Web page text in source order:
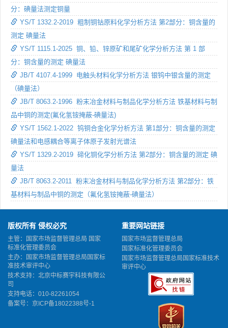
分：碘量法测定铜量
YS/T 1332.2-2019 粗制铜钴原料化学分析方法 第2部分：铜含量的
测定 碘量法
YS/T 1115.1-2025 铜、铅、锌原矿和尾矿化学分析方法 第 1 部
分：铜含量的测定 碘量法
JB/T 4107.4-1999 电触头材料化学分析方法 银钨中银含量的测定
（碘量法）
JB/T 8063.2-1996 粉末冶金材料与制品化学分析方法 铁基材料与制
品中铜的测定(氟化氢铵掩蔽-碘量法)
YS/T 1562.1-2022 钨铜合金化学分析方法 第1部分：铜含量的测定
碘量法和电感耦合等离子体原子发射光谱法
YS/T 1329.2-2019 碲化铜化学分析方法 第2部分：铜含量的测定 碘
量法
JB/T 8063.2-2011 粉末冶金材料与制品化学分析方法 第2部分：铁
基材料与制品中铜的测定（氟化氢铵掩蔽-碘量法）
版权所有 侵权必究
主管：国家市场监督管理总局 国家
标准化管理委员会
主办：国家市场监督管理总局国家标
准技术审评中心
技术支持：北京中标赛宇科技有限公
司
支持电话：010-82261054
备案号： 京ICP备18022388号-1
重要网站链接
国家市场监督管理总局
国家标准化管理委员会
国家市场监督管理总局国家标准技术
审评中心